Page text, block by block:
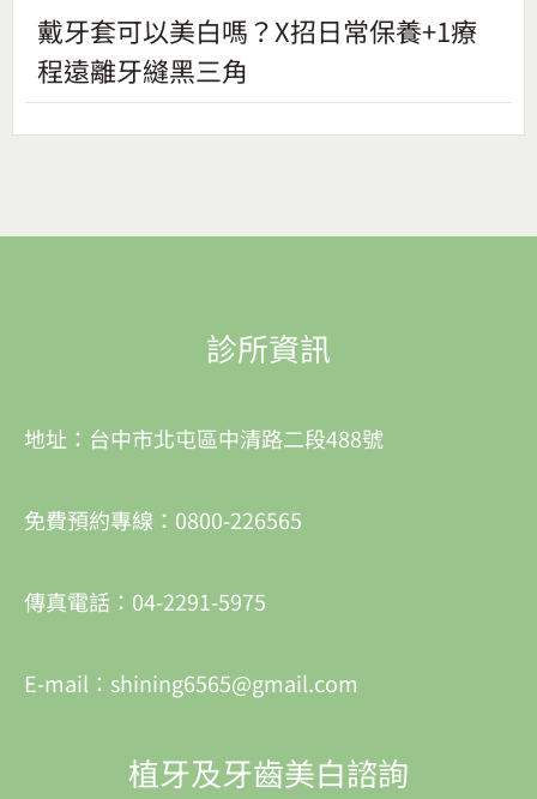
戴牙套可以美白嗎？X招日常保養+1療
程遠離牙縫黑三角
診所資訊
地址：台中市北屯區中清路二段488號
免費預約專線：0800-226565
傳真電話：04-2291-5975
E-mail：shining6565@gmail.com
植牙及牙齒美白諮詢